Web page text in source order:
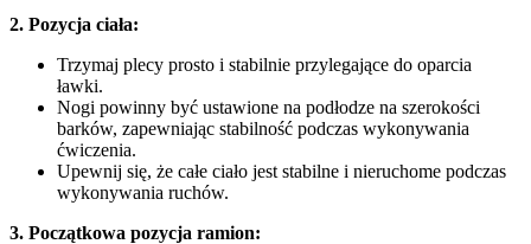
2. Pozycja ciała:
Trzymaj plecy prosto i stabilnie przylegające do oparcia
ławki.
Nogi powinny być ustawione na podłodze na szerokości
barków, zapewniając stabilność podczas wykonywania
ćwiczenia.
Upewnij się, że całe ciało jest stabilne i nieruchome podczas
wykonywania ruchów.
3. Początkowa pozycja ramion: